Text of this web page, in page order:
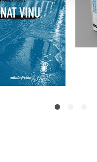
Do košíku
369 Kč
295 Kč